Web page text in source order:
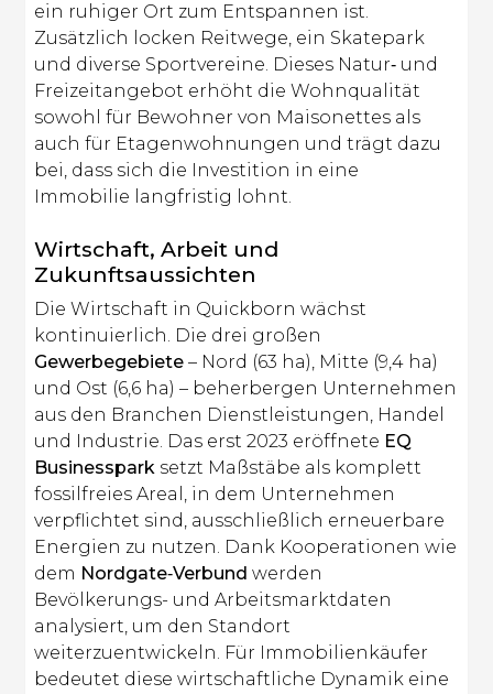
ein ruhiger Ort zum Entspannen ist.
Zusätzlich locken Reitwege, ein Skatepark
und diverse Sportvereine. Dieses Natur‑ und
Freizeitangebot erhöht die Wohnqualität
sowohl für Bewohner von Maisonettes als
auch für Etagenwohnungen und trägt dazu
bei, dass sich die Investition in eine
Immobilie langfristig lohnt.
Wirtschaft, Arbeit und
Zukunftsaussichten
Die Wirtschaft in Quickborn wächst
kontinuierlich. Die drei großen
Gewerbegebiete – Nord (63 ha), Mitte (9,4 ha)
und Ost (6,6 ha) – beherbergen Unternehmen
aus den Branchen Dienstleistungen, Handel
und Industrie. Das erst 2023 eröffnete EQ
Businesspark setzt Maßstäbe als komplett
fossilfreies Areal, in dem Unternehmen
verpflichtet sind, ausschließlich erneuerbare
Energien zu nutzen. Dank Kooperationen wie
dem Nordgate‑Verbund werden
Bevölkerungs- und Arbeitsmarktdaten
analysiert, um den Standort
weiterzuentwickeln. Für Immobilienkäufer
bedeutet diese wirtschaftliche Dynamik eine